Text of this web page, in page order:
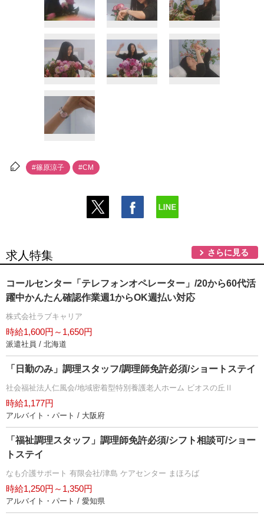
#篠原涼子 #CM
求人特集 さらに見る
コールセンター「テレフォンオペレーター」/20から60代活
躍中かんたん確認作業週1からOK週払い対応
株式会社ラブキャリア
時給1,600円～1,650円
派遣社員 / 北海道
「日勤のみ」調理スタッフ/調理師免許必須/ショートステイ
社会福祉法人仁風会/地域密着型特別養護老人ホーム ビオスの丘Ⅱ
時給1,177円
アルバイト・パート / 大阪府
「福祉調理スタッフ」調理師免許必須/シフト相談可/ショー
トステイ
なも介護サポート 有限会社/津島 ケアセンター まほろば
時給1,250円～1,350円
アルバイト・パート / 愛知県